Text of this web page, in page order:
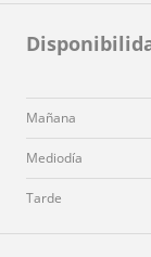
Mañana
Mediodía
Tarde